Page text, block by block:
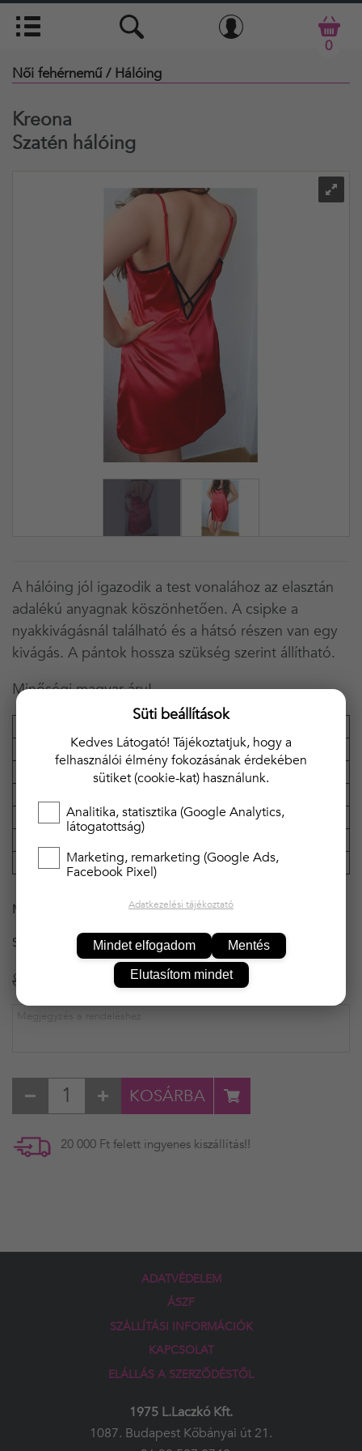
0
Női fehérnemű / Hálóing
Kreona
Szatén hálóing
A hálóing jól igazodik a test vonalához az elasztán
adalékú anyagnak köszönhetően. A csipke a
nyakkivágásnál található és a hátsó részen van egy
kivágás. A pántok hossza szükség szerint állítható.
Minőségi magyar áru!
Anyagösszetétel
95% poliészter, 5% Spandex
Anyag típusa
szatén
Pántok
állítható, szűk
Dekoltázs
v-kivágás
MÉRET
SZÍN PIROS
8 990 Ft 6 291 Ft
KOSÁRBA
20 000 Ft felett ingyenes kiszállítás!!
ADATVÉDELEM
ÁSZF
SZÁLLÍTÁSI INFORMÁCIÓK
KAPCSOLAT
ELÁLLÁS A SZERZŐDÉSTŐL
1975 L.Laczkó Kft.
1087. Budapest Kőbányai út 21.
Süti beállítások
Kedves Látogató! Tájékoztatjuk, hogy a
felhasználói élmény fokozásának érdekében
sütiket (cookie-kat) használunk.
Analitika, statisztika (Google Analytics,
látogatottság)
Marketing, remarketing (Google Ads,
Facebook Pixel)
Adatkezelési tájékoztató
Mindet elfogadom Mentés
Elutasítom mindet